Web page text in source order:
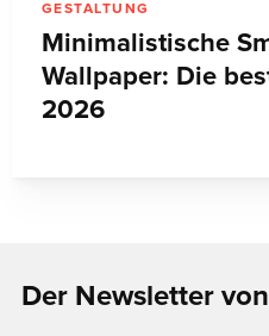
GESTALTUNG
Minimalistische
Wallpaper: Die
2026
Der Newsletter